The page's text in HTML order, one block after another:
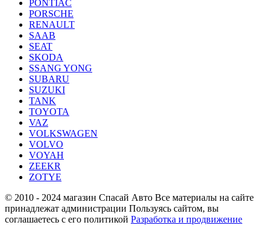
PONTIAC
PORSCHE
RENAULT
SAAB
SEAT
SKODA
SSANG YONG
SUBARU
SUZUKI
TANK
TOYOTA
VAZ
VOLKSWAGEN
VOLVO
VOYAH
ZEEKR
ZOTYE
© 2010 - 2024 магазин Спасай Авто Все материалы на сайте
принадлежат администрации Пользуясь сайтом, вы
соглашаетесь с его политикой Разработка и продвижение